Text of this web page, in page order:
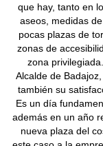
que hay, tanto en
aseos, medidas
pocas plazas de
zonas de
zona
Alcalde de
también su
Es un día
además en un año
nueva plaza del